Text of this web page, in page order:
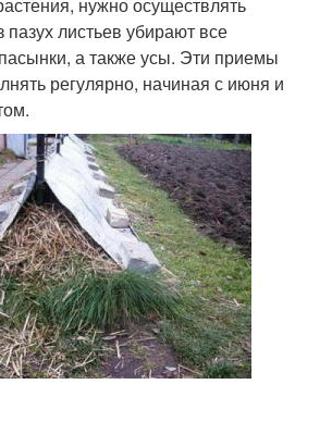
листьев убирают все
а также усы. Эти приемы
регулярно, начиная с июня и